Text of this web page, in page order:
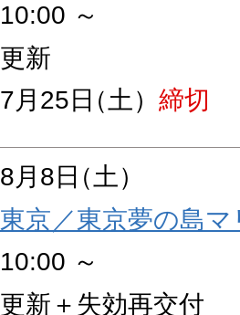
10:00 ～
更新
7月25日（土） 締切
8月8日（土）
東京／東京夢の島マ
10:00 ～
更新＋失効再交付